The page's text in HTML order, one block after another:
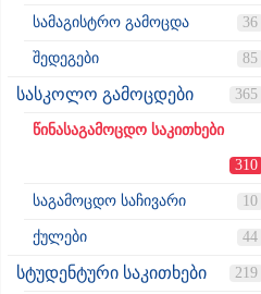
სამაგისტრო გამოცდა 36
შედეგები 85
სასკოლო გამოცდები 365
წინასაგამოცდო საკითხები
310
საგამოცდო საჩივარი 10
ქულები 44
სტუდენტური საკითხები 219